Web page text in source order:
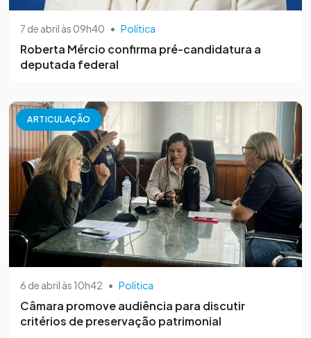
7 de abril às 09h40 • Política
Roberta Mércio confirma pré-candidatura a
deputada federal
ARTICULAÇÃO
6 de abril às 10h42 • Política
Câmara promove audiência para discutir
critérios de preservação patrimonial